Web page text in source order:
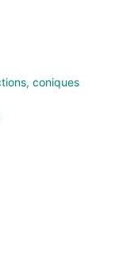
coniques